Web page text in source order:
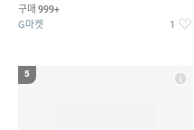
구매 999+
G마켓 1
5